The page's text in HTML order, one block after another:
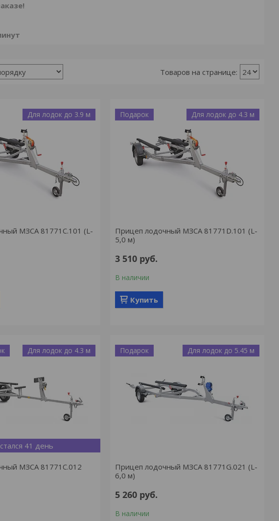
Для лодок до 3.9 м
МЗСА 81771C.101 (L-
Для лодок до 4.3 м
Подарок
Прицеп лодочный МЗСА 81771D.101 (L-
5,0 м)
3 510 руб.
В наличии
Купить
41 день
Для лодок до 4.3 м
МЗСА 81771С.012
Для лодок до 5.45 м
Подарок
Прицеп лодочный МЗСА 81771G.021 (L-
6,0 м)
5 260 руб.
В наличии